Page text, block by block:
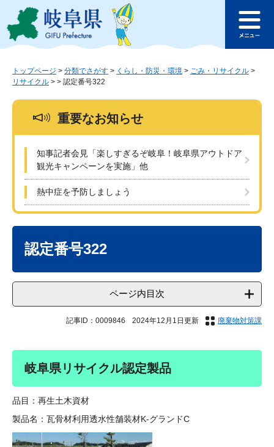
ジ
ュ
このページの本文へ
ュ
トップページ > 分類でさがす > くらし・防災・環境 > ごみ・リサイクル >
リサイクル > > 認定番号322
重要なお知らせ
知事記者会見「楽しすぎるぞ岐阜！岐阜県アウトドア
観光キャンペーンを実施」他
熱中症を予防しましょう
認定番号322
ページ内目次
記事ID：0009846 2024年12月1日更新 廃棄物対策課
岐阜県リサイクル認定製品
品目：再生土木資材
製品名：瓦骨材利用透水性舗装材K-グランドC